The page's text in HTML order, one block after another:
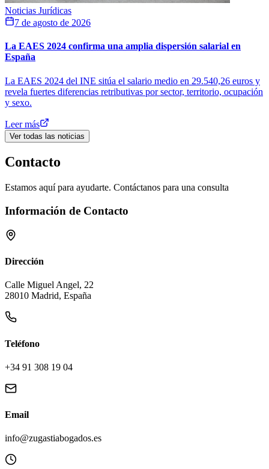
Noticias Jurídicas
7 de agosto de 2026
La EAES 2024 confirma una amplia dispersión salarial en
España
La EAES 2024 del INE sitúa el salario medio en 29.540,26 euros y
revela fuertes diferencias retributivas por sector, territorio, ocupación
y sexo.
Leer más
Ver todas las noticias
Contacto
Estamos aquí para ayudarte. Contáctanos para una consulta
Información de Contacto
Dirección
Calle Miguel Angel, 22
28010 Madrid, España
Teléfono
+34 91 308 19 04
Email
info@zugastiabogados.es